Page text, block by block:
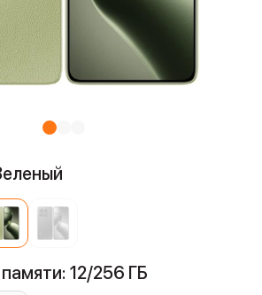
12/256 ГБ